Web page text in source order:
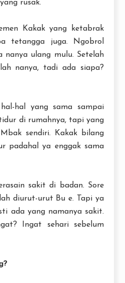
rusak.
Kakak yang ketabrak
tetangga juga. Ngobrol
nanya ulang mulu. Setelah
nanya, tadi ada siapa?
hal yang sama sampai
di rumahnya, tapi yang
sendiri. Kakak bilang
padahal ya enggak sama
sakit di badan. Sore
diurut-urut Bu e. Tapi ya
ada yang namanya sakit.
Ingat sehari sebelum